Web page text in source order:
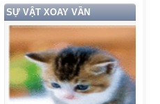
SỰ VẬT XOAY VẦN